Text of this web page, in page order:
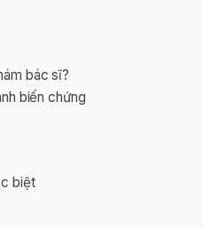
bác sĩ?
biến chứng
biệt